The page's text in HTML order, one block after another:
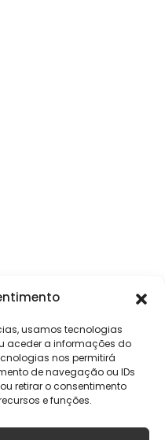
usamos tecnologias
aceder a informações do
nos permitirá
de navegação ou IDs
retirar o consentimento
e funções.